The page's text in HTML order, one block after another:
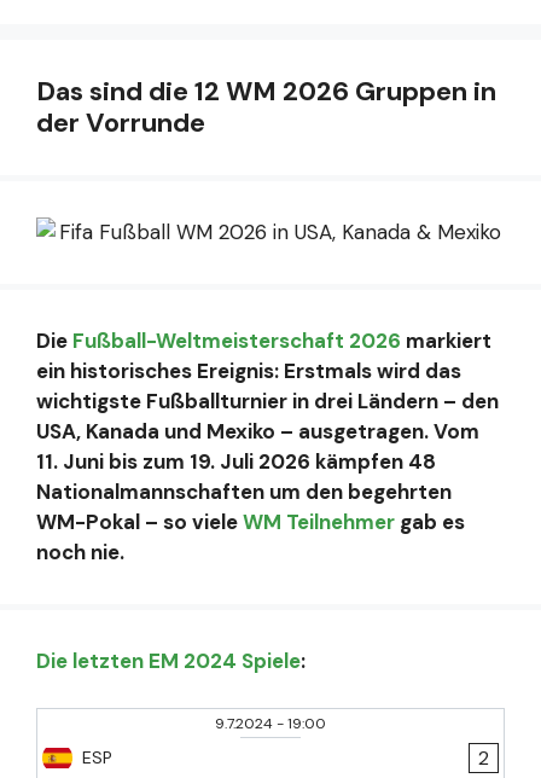
Das sind die 12 WM 2026 Gruppen in
der Vorrunde
Die Fußball-Weltmeisterschaft 2026 markiert
ein historisches Ereignis: Erstmals wird das
wichtigste Fußballturnier in drei Ländern – den
USA, Kanada und Mexiko – ausgetragen. Vom
11. Juni bis zum 19. Juli 2026 kämpfen 48
Nationalmannschaften um den begehrten
WM-Pokal – so vieleWM Teilnehmer gab es
noch nie.
Die letzten EM 2024 Spiele:
9.7.2024-19:00
ESP
2